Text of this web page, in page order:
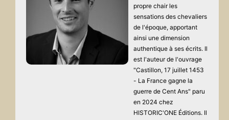
propre chair les
sensations des chevaliers
de l'époque, apportant
ainsi une dimension
authentique à ses écrits. Il
est l'auteur de l'ouvrage
"Castillon, 17 juillet 1453
- La France gagne la
guerre de Cent Ans" paru
en 2024 chez
HISTORIC'ONE Éditions. Il